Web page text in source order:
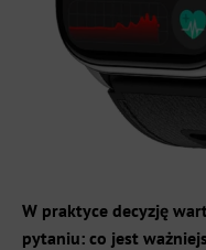
W praktyce decyzję
pytaniu: co jest